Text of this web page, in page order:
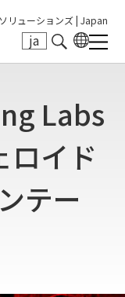
リューションズ | Japan
ja
Labs
ロイド
テー